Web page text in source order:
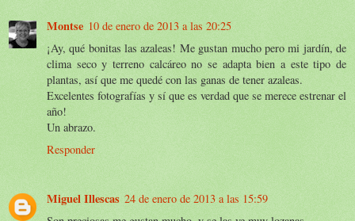
Montse 10 de enero de 2013 a las 20:25
¡Ay, qué bonitas las azaleas! Me gustan mucho pero mi jardín, de
clima seco y terreno calcáreo no se adapta bien a este tipo de
plantas, así que me quedé con las ganas de tener azaleas.
Excelentes fotografías y sí que es verdad que se merece estrenar el
año!
Un abrazo.
Responder
Miguel Illescas 24 de enero de 2013 a las 15:59